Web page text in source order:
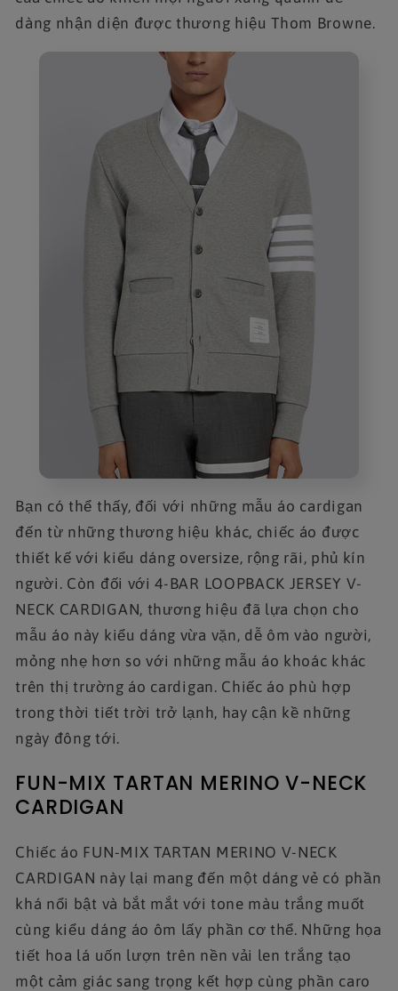
dàng nhận diện được thương hiệu Thom Browne.
Bạn có thể thấy, đối với những mẫu áo cardigan
đến từ những thương hiệu khác, chiếc áo được
thiết kế với kiểu dáng oversize, rộng rãi, phủ kín
người. Còn đối với 4-BAR LOOPBACK JERSEY V-
NECK CARDIGAN, thương hiệu đã lựa chọn cho
mẫu áo này kiểu dáng vừa vặn, dễ ôm vào người,
mỏng nhẹ hơn so với những mẫu áo khoác khác
trên thị trường áo cardigan. Chiếc áo phù hợp
trong thời tiết trời trở lạnh, hay cận kề những
ngày đông tới.
FUN-MIX TARTAN MERINO V-NECK
CARDIGAN
Chiếc áo FUN-MIX TARTAN MERINO V-NECK
CARDIGAN này lại mang đến một dáng vẻ có phần
khá nổi bật và bắt mắt với tone màu trắng muốt
cùng kiểu dáng áo ôm lấy phần cơ thể. Những họa
tiết hoa lá uốn lượn trên nền vải len trắng tạo
một cảm giác sang trọng kết hợp cùng phần caro